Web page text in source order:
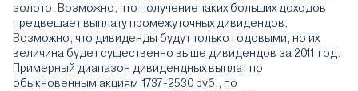
золото. Возможно, что получение таких больших доходов
предвещает выплату промежуточных дивидендов.
Возможно, что дивиденды будут только годовыми, но их
величина будет существенно выше дивидендов за 2011 год.
Примерный диапазон дивидендных выплат по
обыкновенным акциям 1737-2530 руб., по